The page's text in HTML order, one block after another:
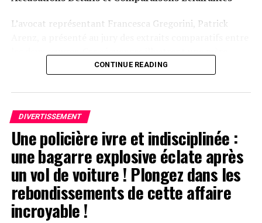
L’avocat représentant Francesca Gregorini, Patrick
prenant soin d’une poupée comme si c’était un véritable
enfant, assistée par une nourrice. « C’est un cas
flagrant », a-t-il déclaré devant le jury selon
Variety. »SansEmanuel
Divergences dans les Arguments Juridiques
En réponse aux allégations portées contre lui, l’équipe
juridique défendant Shyamalan soutient que Tony
Basgallop, le créateur britannique derrière la série
Servant, avait commencé à développer ce projet bien
avant la sortie du film de Francesca Gregorini.
CONTINUE READING
DIVERTISSEMENT
Une policière ivre et indisciplinée :
une bagarre explosive éclate après
un vol de voiture ! Plongez dans les
rebondissements de cette affaire
incroyable !